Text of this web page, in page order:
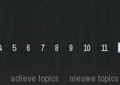
5 6 7 8 9 10 11
actieve topics nieuwe topics